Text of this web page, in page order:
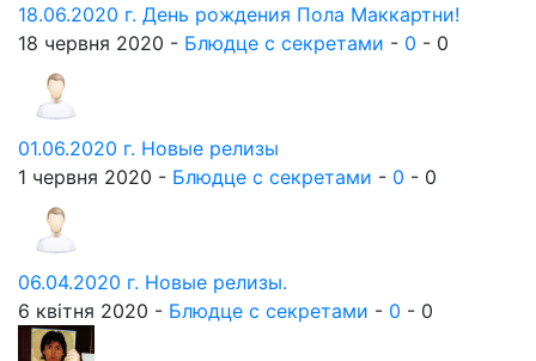
18.06.2020 г. День рождения Пола Маккартни!
18 червня 2020 - Блюдце с секретами - 0 - 0
01.06.2020 г. Новые релизы
1 червня 2020 - Блюдце с секретами - 0 - 0
06.04.2020 г. Новые релизы.
6 квітня 2020 - Блюдце с секретами - 0 - 0